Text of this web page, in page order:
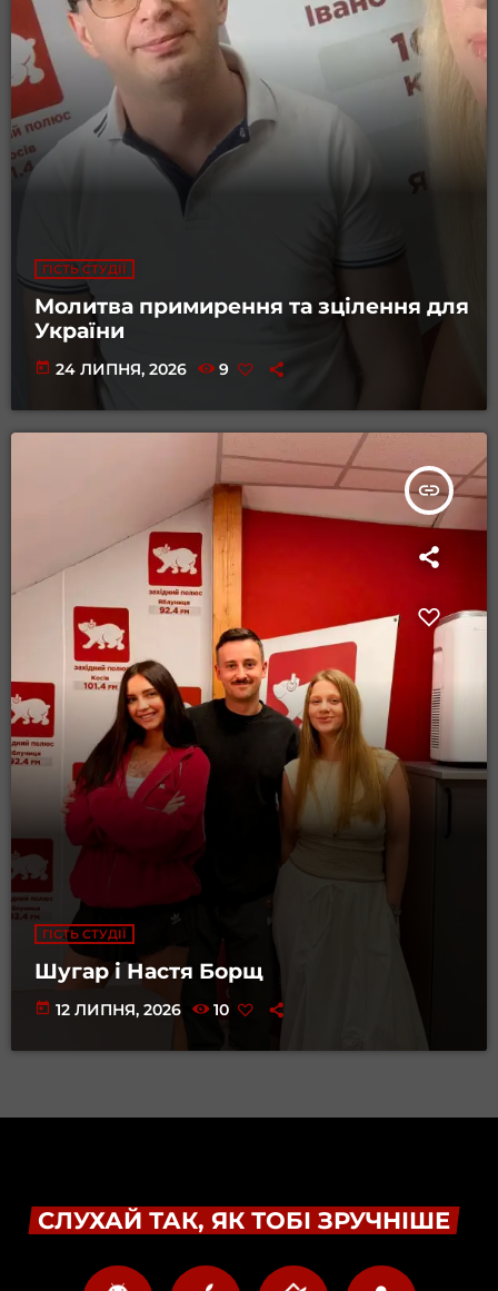
ГІСТЬ СТУДІЇ
Молитва примирення та зцілення для
України
today 24 ЛИПНЯ, 2026 9
insert_link
ГІСТЬ СТУДІЇ
Шугар і Настя Борщ
today 12 ЛИПНЯ, 2026 10
СЛУХАЙ ТАК, ЯК ТОБІ ЗРУЧНІШЕ